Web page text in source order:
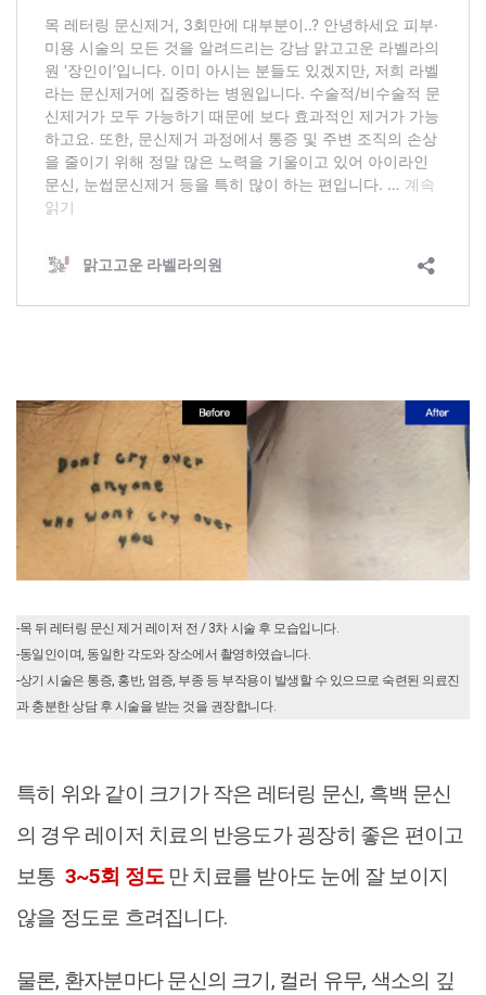
-목 뒤 레터링 문신 제거 레이저 전 / 3차 시술 후 모습입니다.
-동일인이며, 동일한 각도와 장소에서 촬영하였습니다.
-상기 시술은 통증, 홍반, 염증, 부종 등 부작용이 발생할 수 있으므로 숙련된 의료진
과 충분한 상담 후 시술을 받는 것을 권장합니다.
특히 위와 같이 크기가 작은 레터링 문신, 흑백 문신
의 경우 레이저 치료의 반응도가 굉장히 좋은 편이고
보통 3~5회 정도 만 치료를 받아도 눈에 잘 보이지
않을 정도로 흐려집니다.
물론, 환자분마다 문신의 크기, 컬러 유무, 색소의 깊